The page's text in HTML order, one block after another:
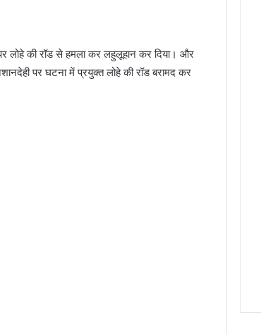
लोहे की रॉड से हमला कर लहुलूहान कर दिया। और
पर घटना में प्रयुक्त लोहे की रॉड बरामद कर